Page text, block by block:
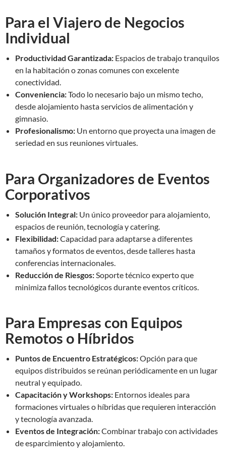
Para el Viajero de Negocios
Individual
Productividad Garantizada: Espacios de trabajo tranquilos
en la habitación o zonas comunes con excelente
conectividad.
Conveniencia:Todo lo necesario bajo un mismo techo,
desde alojamiento hasta servicios de alimentación y
gimnasio.
Profesionalismo: Un entorno que proyecta una imagen de
seriedad en sus reuniones virtuales.
Para Organizadores de Eventos
Corporativos
Solución Integral: Un único proveedor para alojamiento,
espacios de reunión, tecnología y catering.
Flexibilidad:Capacidad para adaptarse a diferentes
tamaños y formatos de eventos, desde talleres hasta
conferencias internacionales.
Reducción de Riesgos: Soporte técnico experto que
minimiza fallos tecnológicos durante eventos críticos.
Para Empresas con Equipos
Remotos o Híbridos
Puntos de Encuentro Estratégicos:Opción para que
equipos distribuidos se reúnan periódicamente en un lugar
neutral y equipado.
Capacitación y Workshops: Entornos ideales para
formaciones virtuales o híbridas que requieren interacción
y tecnología avanzada.
Eventos de Integración:Combinar trabajo con actividades
de esparcimiento y alojamiento.